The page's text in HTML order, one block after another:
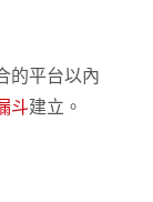
的平台以內
斗建立。